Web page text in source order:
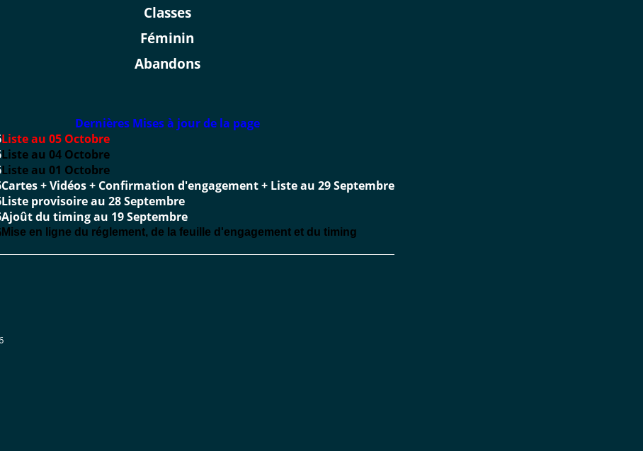
Classes
Féminin
Abandons
Dernières Mises à jour de la page
Liste au 05 Octobre
Liste au 04 Octobre
Liste au 01 Octobre
Cartes + Vidéos + Confirmation d'engagement + Liste au 29 Septembre
Liste provisoire au 28 Septembre
Ajoût du timing au 19 Septembre
Mise en ligne du réglement, de la feuille d'engagement et du timing